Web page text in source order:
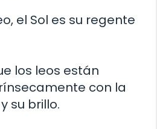
el Sol es su regente
los leos están
con la
su brillo.